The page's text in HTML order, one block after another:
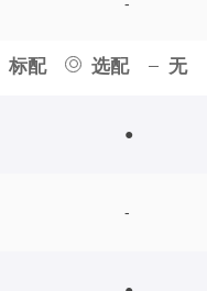
标配 选配 无
●
-